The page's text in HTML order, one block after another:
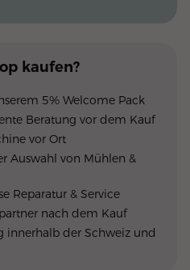
kaufen?
5% Welcome Pack
Beratung vor dem Kauf
vor Ort
Auswahl von Mühlen &
Reparatur & Service
nach dem Kauf
innerhalb der Schweiz und